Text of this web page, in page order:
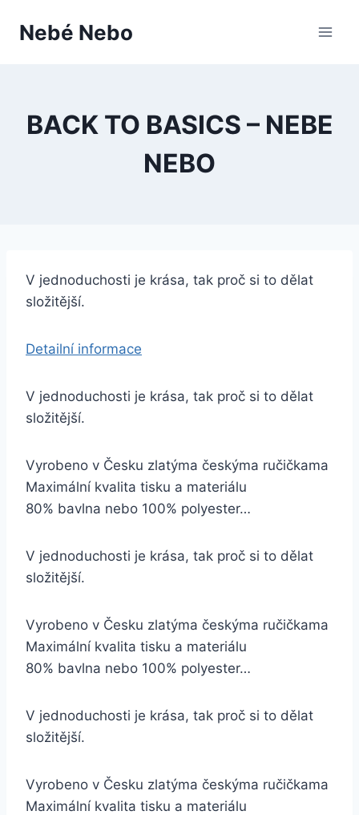
Nebé Nebo
BACK TO BASICS – NEBE
NEBO
V jednoduchosti je krása, tak proč si to dělat
složitější.
Detailní informace
V jednoduchosti je krása, tak proč si to dělat
složitější.
Vyrobeno v Česku zlatýma českýma ručičkama
Maximální kvalita tisku a materiálu
80% bavlna nebo 100% polyester…
V jednoduchosti je krása, tak proč si to dělat
složitější.
Vyrobeno v Česku zlatýma českýma ručičkama
Maximální kvalita tisku a materiálu
80% bavlna nebo 100% polyester…
V jednoduchosti je krása, tak proč si to dělat
složitější.
Vyrobeno v Česku zlatýma českýma ručičkama
Maximální kvalita tisku a materiálu